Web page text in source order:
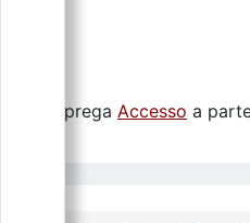
Si prega Accesso a